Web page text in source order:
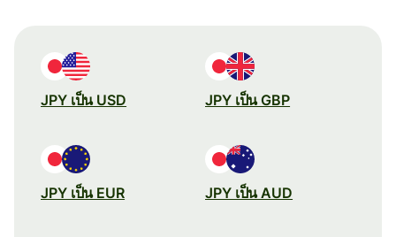
JPY เป็น USD JPY เป็น GBP
JPY เป็น EUR JPY เป็น AUD